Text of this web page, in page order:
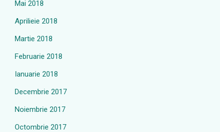
Mai 2018
Aprilieie 2018
Martie 2018
Februarie 2018
Ianuarie 2018
Decembrie 2017
Noiembrie 2017
Octombrie 2017